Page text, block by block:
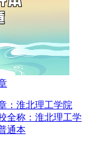
：淮北理工学院
全称：淮北理工学
通本